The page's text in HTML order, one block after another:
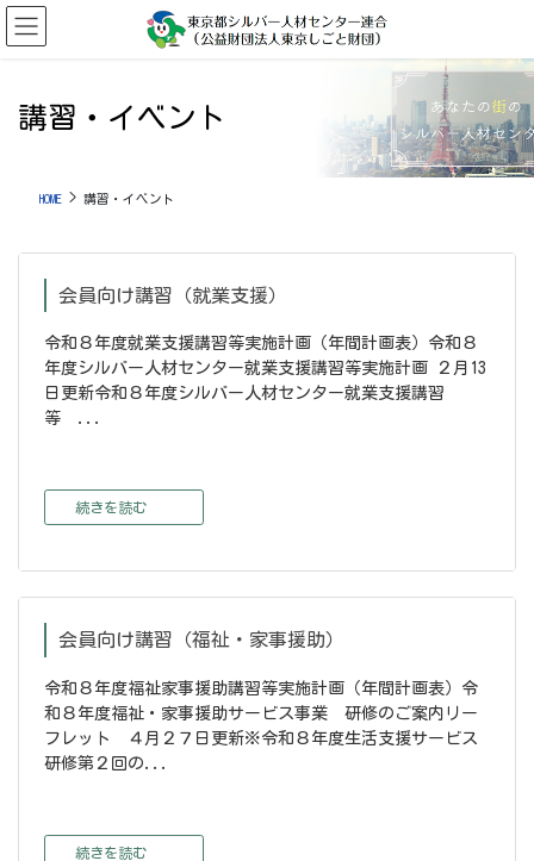
コ
ン
ナ
ビ
講習・イベント
HOME 講習・イベント
会員向け講習（就業支援）
令和８年度就業支援講習等実施計画（年間計画表）令和８
年度シルバー人材センター就業支援講習等実施計画 ２月13
日更新令和８年度シルバー人材センター就業支援講習
等 ...
続きを読む
会員向け講習（福祉・家事援助）
令和８年度福祉家事援助講習等実施計画（年間計画表）令
和８年度福祉・家事援助サービス事業 研修のご案内リー
フレット ４月２７日更新※令和８年度生活支援サービス
研修第２回の...
続きを読む